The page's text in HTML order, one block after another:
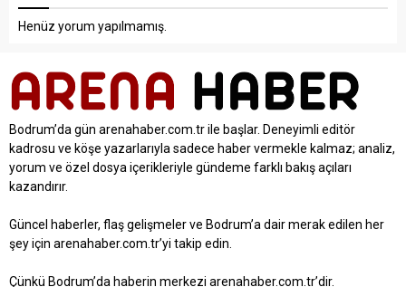
Henüz yorum yapılmamış.
Bodrum’da gün arenahaber.com.tr ile başlar. Deneyimli editör
kadrosu ve köşe yazarlarıyla sadece haber vermekle kalmaz; analiz,
yorum ve özel dosya içerikleriyle gündeme farklı bakış açıları
kazandırır.
Güncel haberler, flaş gelişmeler ve Bodrum’a dair merak edilen her
şey için arenahaber.com.tr’yi takip edin.
Çünkü Bodrum’da haberin merkezi arenahaber.com.tr’dir.